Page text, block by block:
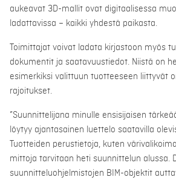
aukeavat 3D-mallit ovat digitaalisessa
ladattavissa – kaikki yhdestä paikasta.
Toimittajat voivat ladata kirjastoon myös
dokumentit ja saatavuustiedot. Niistä on
esimerkiksi valittuun tuotteeseen liittyvät
rajoitukset.
”Suunnittelijana minulle ensisijaisen
löytyy ajantasainen luettelo saatavilla
Tuotteiden perustietoja, kuten
mittoja tarvitaan heti suunnittelun alussa.
suunnitteluohjelmistojen BIM-objektit